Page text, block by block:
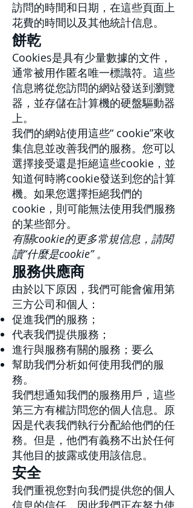
訪問的時間和日期，在這些頁面上
花費的時間以及其他統計信息。
餅乾
Cookies是具有少量數據的文件，
通常被用作匿名唯一標識符。這些
信息將從您訪問的網站發送到瀏覽
器，並存儲在計算機的硬盤驅動器
上。
我們的網站使用這些“ cookie”來收
集信息並改善我們的服務。您可以
選擇接受還是拒絕這些cookie，並
知道何時將cookie發送到您的計算
機。如果您選擇拒絕我們的
cookie，則可能無法使用我們服務
的某些部分。
有關cookie的更多常規信息，請閱
讀“什麼是cookie”。
服務供應商
由於以下原因，我們可能會僱用第
三方公司和個人：
促進我們的服務；
代表我們提供服務；
進行與服務有關的服務；要么
幫助我們分析如何使用我們的服
務。
我們想通知我們的服務用戶，這些
第三方有權訪問您的個人信息。原
因是代表我們執行分配給他們的任
務。但是，他們有義務不出於任何
其他目的披露或使用該信息。
安全
我們重視您對向我們提供您的個人
信息的信任，因此我們正在努力使